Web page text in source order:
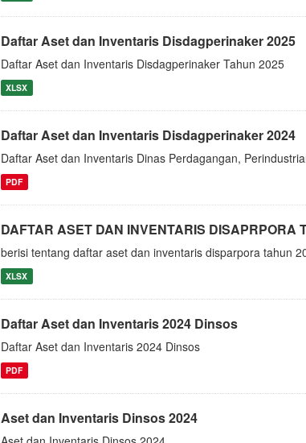
Daftar Aset dan Inventaris Disdagperinaker 2025
Daftar Aset dan Inventaris Disdagperinaker Tahun 2025
XLSX
Daftar Aset dan Inventaris Disdagperinaker 2024
Daftar Aset dan Inventaris Dinas Perdagangan,
PDF
DAFTAR ASET DAN INVENTARIS DISAPRPORA
berisi tentang daftar aset dan inventaris disparpora tahun
XLSX
Daftar Aset dan Inventaris 2024 Dinsos
Daftar Aset dan Inventaris 2024 Dinsos
PDF
Aset dan Inventaris Dinsos 2024